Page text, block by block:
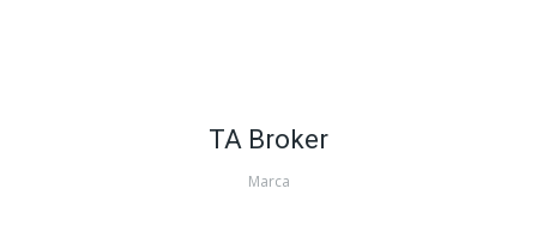
TA Broker
Marca